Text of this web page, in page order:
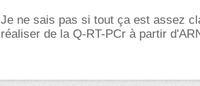
Je ne sais pas si tout ça est assez
réaliser de la Q-RT-PCr à partir